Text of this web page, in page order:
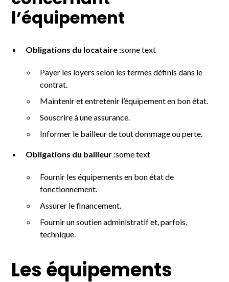
l’équipement
Obligations du locataire :some text
Payer les loyers selon les termes définis dans le
contrat.
Maintenir et entretenir l’équipement en bon état.
Souscrire à une assurance.
Informer le bailleur de tout dommage ou perte.
Obligations du bailleur :some text
Fournir les équipements en bon état de
fonctionnement.
Assurer le financement.
Fournir un soutien administratif et, parfois,
technique.
Les équipements